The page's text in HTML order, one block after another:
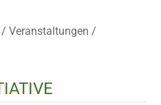
/ Veranstaltungen/